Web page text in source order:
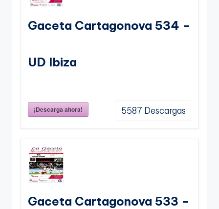
Gaceta Cartagonova 534 –
UD Ibiza
¡Descarga ahora! 5587 Descargas
Gaceta Cartagonova 533 –